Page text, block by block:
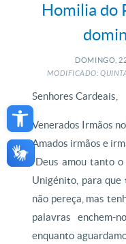
Open toolbar
Homilia do
DOMINGO,
MODIFICADO:
Senhores Cardeais,
Venerados Irmãos
Amados irmãos e
“Deus amou tanto
Unigénito, para que
não pereça, mas
palavras enchem-
enquanto